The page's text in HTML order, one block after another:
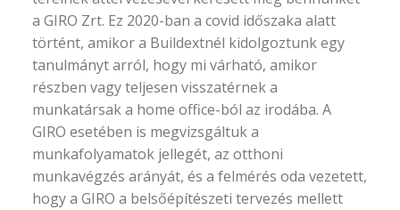
a GIRO Zrt. Ez 2020-ban a covid időszaka alatt
történt, amikor a Buildextnél kidolgoztunk egy
tanulmányt arról, hogy mi várható, amikor
részben vagy teljesen visszatérnek a
munkatársak a home office-ból az irodába. A
GIRO esetében is megvizsgáltuk a
munkafolyamatok jellegét, az otthoni
munkavégzés arányát, és a felmérés oda vezetett,
hogy a GIRO a belsőépítészeti tervezés mellett